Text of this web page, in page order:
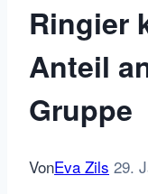
Ringier
Anteil
Gruppe
VonEva Zils 29.